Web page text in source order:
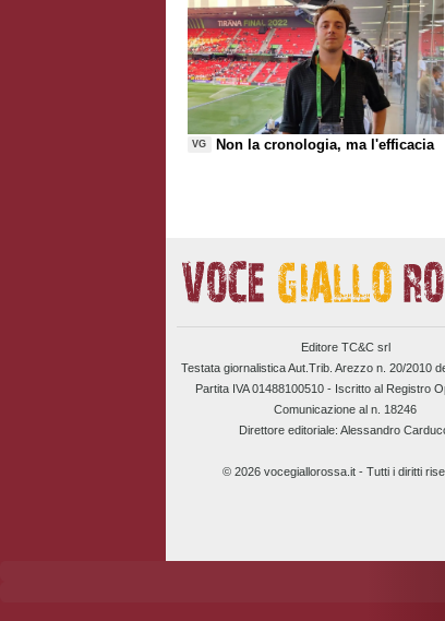
VG Non la cronologia, ma l'efficacia
Editore TC&C srl
Testata giornalistica Aut.Trib. Arezzo n. 20/2010
Partita IVA 01488100510 - Iscritto al Registro
Comunicazione al n. 18246
Direttore editoriale: Alessandro
© 2026 vocegiallorossa.it - Tutti i diritti